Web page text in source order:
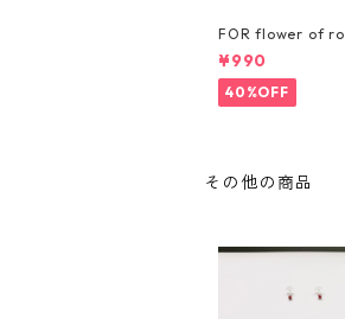
FOR flower of
nce / PIN BADGE
¥990
40%OFF
その他の商品